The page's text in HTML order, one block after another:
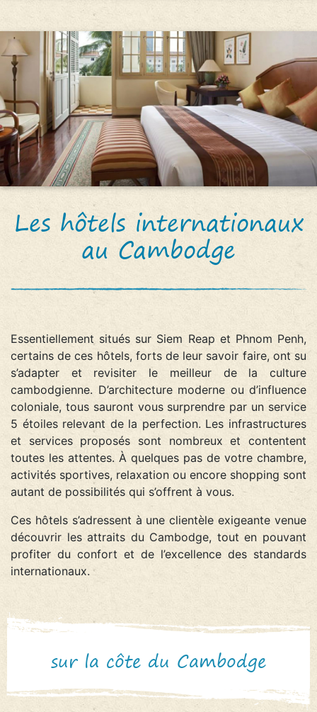
Les hôtels internationaux
au Cambodge
Essentiellement situés sur Siem Reap et Phnom Penh,
certains de ces hôtels, forts de leur savoir faire, ont su
s’adapter et revisiter le meilleur de la culture
cambodgienne. D’architecture moderne ou d’influence
coloniale, tous sauront vous surprendre par un service
5 étoiles relevant de la perfection. Les infrastructures
et services proposés sont nombreux et contentent
toutes les attentes. À quelques pas de votre chambre,
activités sportives, relaxation ou encore shopping sont
autant de possibilités qui s’offrent à vous.
Ces hôtels s’adressent à une clientèle exigeante venue
découvrir les attraits du Cambodge, tout en pouvant
profiter du confort et de l’excellence des standards
internationaux.
sur la côte du Cambodge